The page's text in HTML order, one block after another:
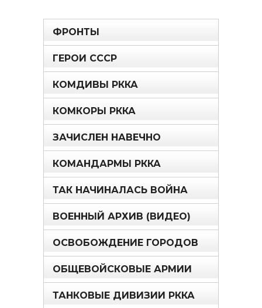
ФРОНТЫ
ГЕРОИ СССР
КОМДИВЫ РККА
КОМКОРЫ РККА
ЗАЧИСЛЕН НАВЕЧНО
КОМАНДАРМЫ РККА
ТАК НАЧИНАЛАСЬ ВОЙНА
ВОЕННЫЙ АРХИВ (ВИДЕО)
ОСВОБОЖДЕНИЕ ГОРОДОВ
ОБЩЕВОЙСКОВЫЕ АРМИИ
ТАНКОВЫЕ ДИВИЗИИ РККА